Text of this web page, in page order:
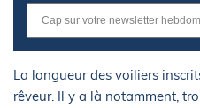
La longueur des voiliers
rêveur. Il y a là notamment,